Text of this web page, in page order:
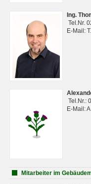
Ing.
Tel.Nr.
E-Mail:
Tel.Nr.:
E-Mail:
Mitarbeiter im